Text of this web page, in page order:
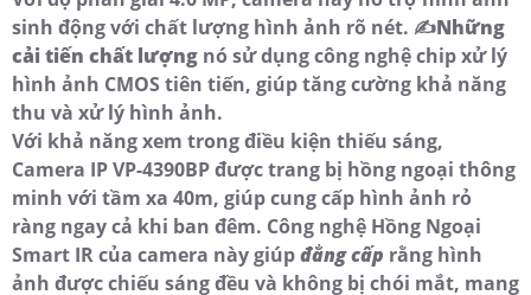
sinh động với chất lượng hình ảnh rõ nét. ✍️Những
cải tiến chất lượng nó sử dụng công nghệ chip xử lý
hình ảnh CMOS tiên tiến, giúp tăng cường khả năng
thu và xử lý hình ảnh.
Với khả năng xem trong điều kiện thiếu sáng,
Camera IP VP-4390BP được trang bị hồng ngoại thông
minh với tầm xa 40m, giúp cung cấp hình ảnh rỏ
ràng ngay cả khi ban đêm. Công nghệ Hồng Ngoại
Smart IR của camera này giúpđẳng cấp rằng hình
ảnh được chiếu sáng đều và không bị chói mắt, mang